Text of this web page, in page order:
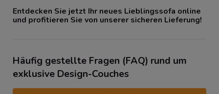
Entdecken Sie jetzt Ihr neues Lieblingssofa online
und profitieren Sie von unserer sicheren Lieferung!
Häufig gestellte Fragen (FAQ) rund um
exklusive Design-Couches